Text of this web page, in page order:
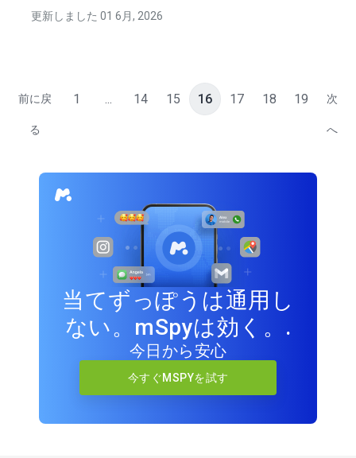
更新しました 01 6月, 2026
前に戻
る
1 ... 14 15 16 17 18 19 次
へ
当てずっぽうは通用し
ない。mSpyは効く。.
今日から安心
今すぐMSPYを試す